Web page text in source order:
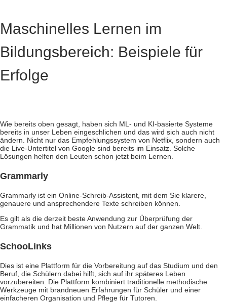
Maschinelles Lernen im
Bildungsbereich: Beispiele für
Erfolge
Wie bereits oben gesagt, haben sich ML- und KI-basierte Systeme
bereits in unser Leben eingeschlichen und das wird sich auch nicht
ändern. Nicht nur das Empfehlungssystem von Netflix, sondern auch
die Live-Untertitel von Google sind bereits im Einsatz. Solche
Lösungen helfen den Leuten schon jetzt beim Lernen.
Grammarly
Grammarly ist ein Online-Schreib-Assistent, mit dem Sie klarere,
genauere und ansprechendere Texte schreiben können.
Es gilt als die derzeit beste Anwendung zur Überprüfung der
Grammatik und hat Millionen von Nutzern auf der ganzen Welt.
SchooLinks
Dies ist eine Plattform für die Vorbereitung auf das Studium und den
Beruf, die Schülern dabei hilft, sich auf ihr späteres Leben
vorzubereiten. Die Plattform kombiniert traditionelle methodische
Werkzeuge mit brandneuen Erfahrungen für Schüler und einer
einfacheren Organisation und Pflege für Tutoren.